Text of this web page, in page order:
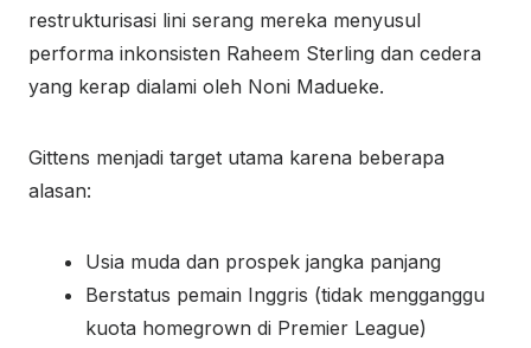
restrukturisasi lini serang mereka menyusul
performa inkonsisten Raheem Sterling dan cedera
yang kerap dialami oleh Noni Madueke.
Gittens menjadi target utama karena beberapa
alasan:
Usia muda dan prospek jangka panjang
Berstatus pemain Inggris (tidak mengganggu
kuota homegrown di Premier League)